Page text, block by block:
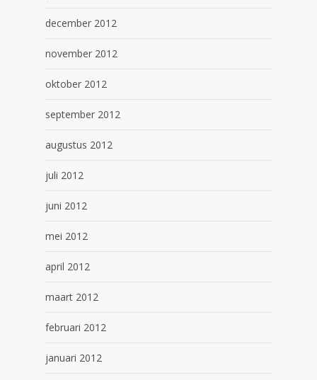
december 2012
november 2012
oktober 2012
september 2012
augustus 2012
juli 2012
juni 2012
mei 2012
april 2012
maart 2012
februari 2012
januari 2012